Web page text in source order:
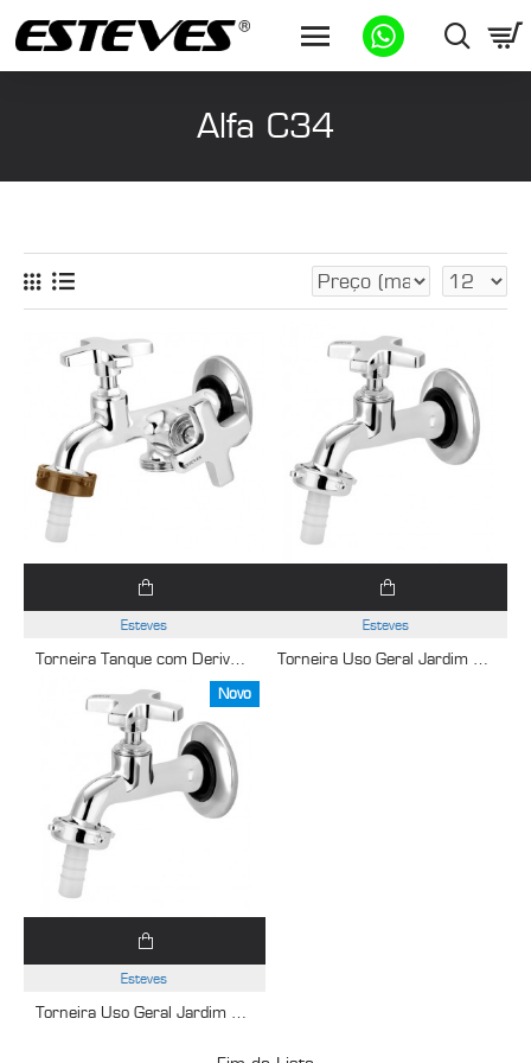
Alfa C34
Esteves
Torneira Tanque com Derivação Máquina de Lavar 1131 Alfa C34 Cromado Esteves VTD200CWG
Esteves
Torneira Uso Geral Jardim e Tanque 1153 Alfa C34 Cromado Esteves VTJ200CWG
Novo
Esteves
Torneira Uso Geral Jardim e Tanque 1153 Alfa C34 Cromado Esteves VTJ200CWB